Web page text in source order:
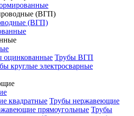
(ВГП)
оцинкованные Трубы ВГП
круглые электросварные
квадратные Трубы нержавеющие
прямоугольные Трубы